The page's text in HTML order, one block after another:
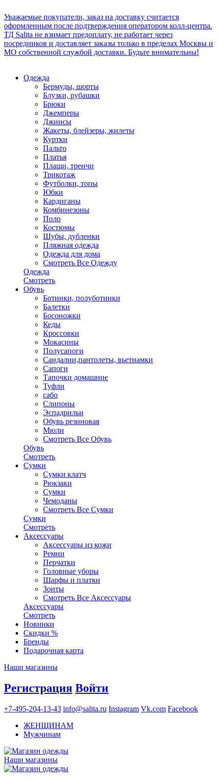
Уважаемые покупатели, заказ на доставку считается
оформленным после подтверждения оператором колл-центра.
ТД Salita не взимает предоплату, не работает через
посредников и доставляет заказы только в пределах Москвы и
МО собственной службой доставки. Будьте внимательны!
Одежда
Бермуды, шорты
Блузки, рубашки
Брюки
Джемперы
Джинсы
Жакеты, блейзеры, жилеты
Куртки
Пальто
Платья
Плащи, тренчи
Трикотаж
Футболки, топы
Юбки
Кардиганы
Комбинезоны
Поло
Костюмы
Шубы, дубленки
Пляжная одежда
Одежда для дома
Смотреть Все Одежду
Одежда
Смотреть
Обувь
Ботинки, полуботинки
Балетки
Босоножки
Кеды
Кроссовки
Мокасины
Полусапоги
Сандалии,пантолеты, вьетнамки
Сапоги
Тапочки домашние
Туфли
сабо
Слипоны
Эспадрильи
Обувь резиновая
Мюли
Смотреть Все Обувь
Обувь
Смотреть
Сумки
Сумки клатч
Рюкзаки
Сумки
Чемоданы
Смотреть Все Сумки
Сумки
Смотреть
Аксессуары
Аксессуары из кожи
Ремни
Перчатки
Головные уборы
Шарфы и платки
Зонты
Смотреть Все Аксессуары
Аксессуары
Смотреть
Новинки
Скидки %
Бренды
Подарочная карта
Наши магазины
Регистрация Войти
+7-495-204-13-43 info@salita.ru Instagram Vk.com Facebook
ЖЕНЩИНАМ
Мужчинам
Наши магазины